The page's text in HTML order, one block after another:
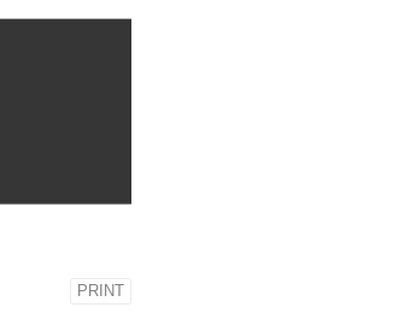
PRINT